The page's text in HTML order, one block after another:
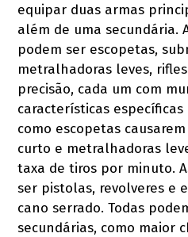
equipar duas armas
além de uma secundária.
podem ser escopetas,
metralhadoras leves,
precisão, cada um com
características
como escopetas
curto e metralhadoras
taxa de tiros por minuto.
ser pistolas, revolveres e
cano serrado. Todas
secundárias, como maior